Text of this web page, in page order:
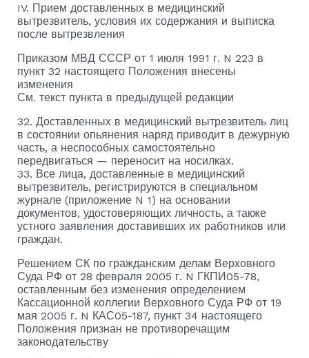
IV. Прием доставленных в медицинский
вытрезвитель, условия их содержания и выписка
после вытрезвления
Приказом МВД СССР от 1 июля 1991 г. N 223 в
пункт 32 настоящего Положения внесены
изменения
См. текст пункта в предыдущей редакции
32. Доставленных в медицинский вытрезвитель лиц
в состоянии опьянения наряд приводит в дежурную
часть, а неспособных самостоятельно
передвигаться — переносит на носилках.
33. Все лица, доставленные в медицинский
вытрезвитель, регистрируются в специальном
журнале (приложение N 1) на основании
документов, удостоверяющих личность, а также
устного заявления доставивших их работников или
граждан.
Решением СК по гражданским делам Верховного
Суда РФ от 28 февраля 2005 г. N ГКПИ05-78,
оставленным без изменения определением
Кассационной коллегии Верховного Суда РФ от 19
мая 2005 г. N КАС05-187, пункт 34 настоящего
Положения признан не противоречащим
законодательству